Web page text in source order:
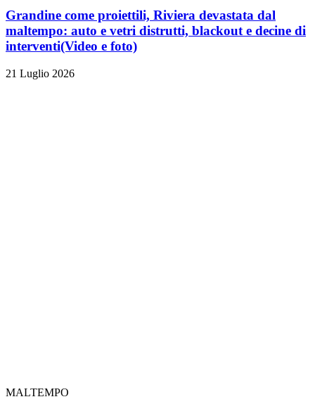
Grandine come proiettili, Riviera devastata dal
maltempo: auto e vetri distrutti, blackout e decine di
interventi(Video e foto)
21 Luglio 2026
MALTEMPO